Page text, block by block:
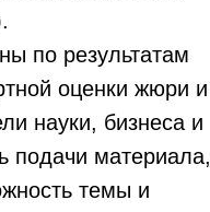
по результатам
оценки жюри и
науки, бизнеса и
подачи материала,
темы и